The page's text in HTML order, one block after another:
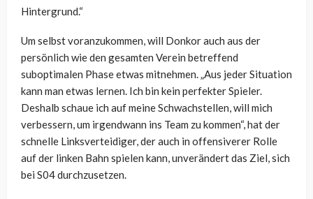
Hintergrund.“
Um selbst voranzukommen, will Donkor auch aus der
persönlich wie den gesamten Verein betreffend
suboptimalen Phase etwas mitnehmen. „Aus jeder Situation
kann man etwas lernen. Ich bin kein perfekter Spieler.
Deshalb schaue ich auf meine Schwachstellen, will mich
verbessern, um irgendwann ins Team zu kommen“, hat der
schnelle Linksverteidiger, der auch in offensiverer Rolle
auf der linken Bahn spielen kann, unverändert das Ziel, sich
bei S04 durchzusetzen.